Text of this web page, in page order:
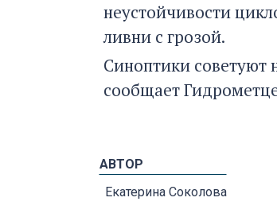
неустойчивости
ливни с грозой.
Синоптики советуют
сообщает
АВТОР
Екатерина Соколова